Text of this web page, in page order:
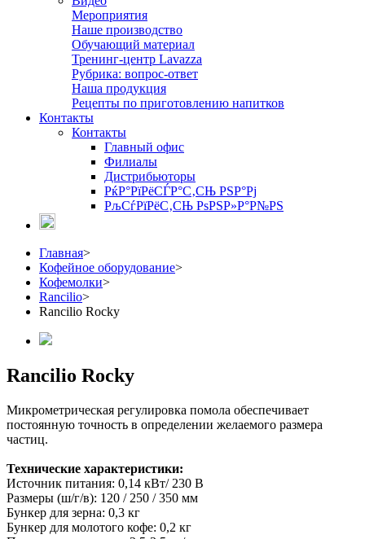
Мероприятия
Наше производство
Обучающий материал
Тренинг-центр Lavazza
Рубрика: вопрос-ответ
Наша продукция
Рецепты по приготовлению напитков
Контакты
Контакты
Главный офис
Филиалы
Дистрибьюторы
РќР°РїРёСЃР°С‚СЊ РЅР°Рј
РљСѓРїРёС‚СЊ РѕРЅР»Р°Р№РЅ
Главная>
Кофейное оборудование>
Кофемолки>
Rancilio>
Rancilio Rocky
Rancilio Rocky
Микрометрическая регулировка помола обеспечивает
постоянную точность в определении желаемого размера
частиц.
Технические характеристики:
Источник питания: 0,14 кВт/ 230 В
Размеры (ш/г/в): 120 / 250 / 350 мм
Бункер для зерна: 0,3 кг
Бункер для молотого кофе: 0,2 кг